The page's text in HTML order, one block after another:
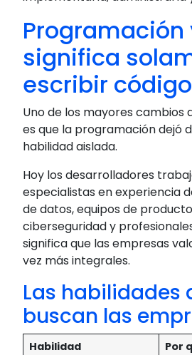
Programación
significa
escribir código
Uno de los mayores cambios
es que la programación dejó
habilidad aislada.
Hoy los desarrolladores
especialistas en experiencia
de datos, equipos de
ciberseguridad y
significa que las empresas
vez más integrales.
Las habilidades
buscan las
Habilidad
Por